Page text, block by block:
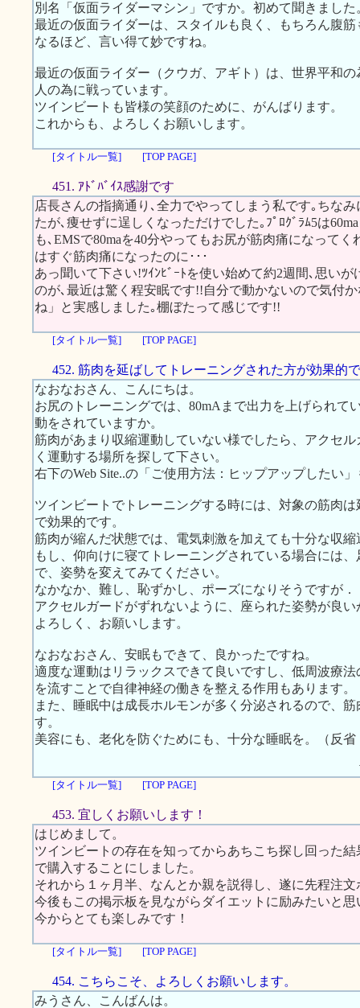
別名「仮面ライダーマシン」ですか。初めて聞きました
最近の仮面ライダーは、スタイルも良く、もちろん腹筋
なるほど、言い得て妙ですね。
最近の仮面ライダー（クウガ、アギト）は、世界平和
人の為に戦っています。
ツインビートも皆様の笑顔のために、がんばります。
これからも、よろしくお願いします。
[タイトル一覧] [TOP PAGE]
451. ｱﾄﾞﾊﾞｲｽ感謝です
店長さんの指摘通り､全力でやってしまう私です｡ちな
たが､痩せずに逞しくなっただけでした｡ﾌﾟﾛｸﾞﾗﾑ5は
も､EMSで80maを40分やってもお尻が筋肉痛になって
はすぐ筋肉痛になったのに･･･
あっ聞いて下さい!ﾂｲﾝﾋﾞｰﾄを使い始めて約2週間､思い
のが､最近は驚く程安眠です!!自分で動かないので気付
ね」と実感しました｡棚ぼたって感じです!!
[タイトル一覧] [TOP PAGE]
452. 筋肉を延ばしてトレーニングされた方が効果的
なおなおさん、こんにちは。
お尻のトレーニングでは、80mAまで出力を上げられて
動をされていますか。
筋肉があまり収縮運動していない様でしたら、アクセ
く運動する場所を探して下さい。
右下のWeb Site..の「ご使用方法：ヒップアップしたい
ツインビートでトレーニングする時には、対象の筋肉
で効果的です。
筋肉が縮んだ状態では、電気刺激を加えても十分な収
もし、仰向けに寝てトレーニングされている場合には
で、姿勢を変えてみてください。
なかなか、難し、恥ずかし、ポーズになりそうですが．
アクセルガードがずれないように、座られた姿勢が良
よろしく、お願いします。
なおなおさん、安眠もできて、良かったですね。
適度な運動はリラックスできて良いですし、低周波療
を流すことで自律神経の働きを整える作用もあります。
また、睡眠中は成長ホルモンが多く分泌されるので、
す。
美容にも、老化を防ぐためにも、十分な睡眠を。（反省
[タイトル一覧]
[TOP PAGE]
453. 宜しくお願いします！
はじめまして。
ツインビートの存在を知ってからあちこち探し回った
で購入することにしました。
それから１ヶ月半、なんとか親を説得し、遂に先程注
今後もこの掲示板を見ながらダイエットに励みたいと思
今からとても楽しみです！
[タイトル一覧] [TOP PAGE]
454. こちらこそ、よろしくお願いします。
みうさん、こんばんは。